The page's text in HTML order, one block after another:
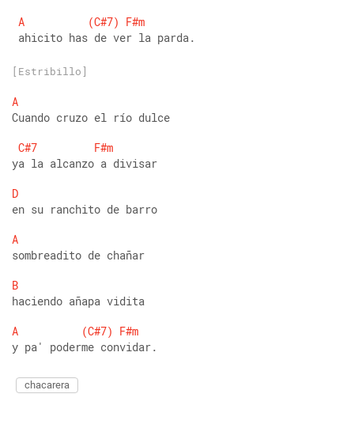
A
(C#7) F#m
ahicito has de ver la parda.
[Estribillo]
A
Cuando cruzo el río dulce
C#7
F#m
ya la alcanzo a divisar
D
en su ranchito de barro
A
sombreadito de chañar
B
haciendo añapa vidita
A
(C#7) F#m
y pa' poderme convidar.
chacarera